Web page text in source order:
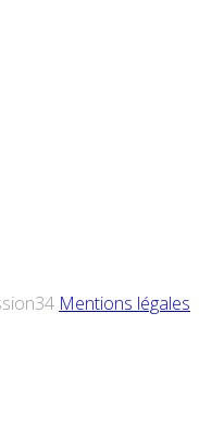
Mentions légales